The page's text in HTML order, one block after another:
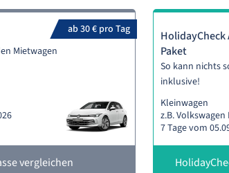
ab 30 € pro Tag
Mietwagen
vergleichen
Paket
So kann nichts
inklusive!
Kleinwagen
z.B. Volkswagen
7 Tage vom